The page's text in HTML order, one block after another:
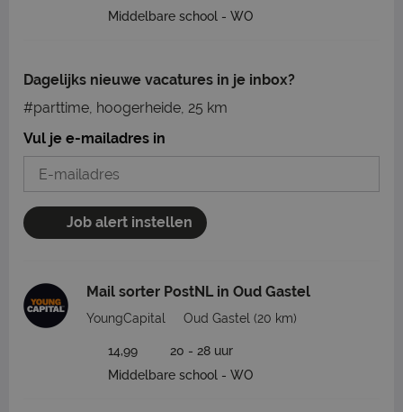
Middelbare school - WO
Dagelijks nieuwe vacatures in je inbox?
#parttime, hoogerheide, 25 km
Vul je e-mailadres in
Job alert instellen
Mail sorter PostNL in Oud Gastel
YoungCapital Oud Gastel (20 km)
14,99
20 - 28 uur
Middelbare school - WO